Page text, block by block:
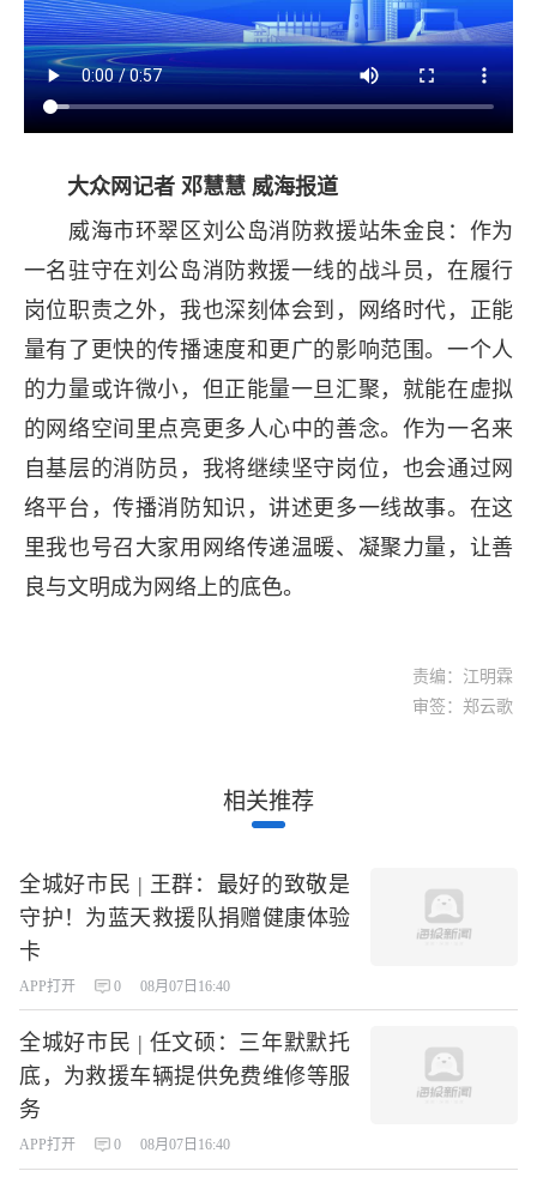
大众网记者 邓慧慧 威海报道
威海市环翠区刘公岛消防救援站朱金良：作为
一名驻守在刘公岛消防救援一线的战斗员，在履行
岗位职责之外，我也深刻体会到，网络时代，正能
量有了更快的传播速度和更广的影响范围。一个人
的力量或许微小，但正能量一旦汇聚，就能在虚拟
的网络空间里点亮更多人心中的善念。作为一名来
自基层的消防员，我将继续坚守岗位，也会通过网
络平台，传播消防知识，讲述更多一线故事。在这
里我也号召大家用网络传递温暖、凝聚力量，让善
良与文明成为网络上的底色。
责编：江明霖
审签：郑云歌
相关推荐
全城好市民 | 王群：最好的致敬是
守护！为蓝天救援队捐赠健康体验
卡
APP打开 0 08月07日16:40
全城好市民 | 任文硕：三年默默托
底，为救援车辆提供免费维修等服
务
APP打开 0 08月07日16:40